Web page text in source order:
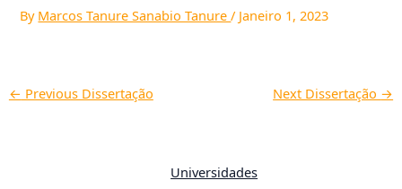
By Marcos Tanure Sanabio Tanure/ Janeiro 1, 2023
← Previous Dissertação Next Dissertação →
Universidades